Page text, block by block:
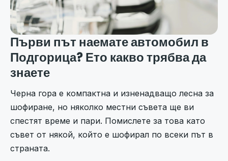
Първи път наемате автомобил в
Подгорица? Ето какво трябва да
знаете
Черна гора е компактна и изненадващо лесна за
шофиране, но няколко местни съвета ще ви
спестят време и пари. Помислете за това като
съвет от някой, който е шофирал по всеки път в
страната.